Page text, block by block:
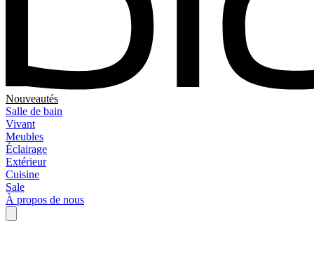
Nouveautés
Salle de bain
Vivant
Meubles
Éclairage
Extérieur
Cuisine
Sale
À propos de nous